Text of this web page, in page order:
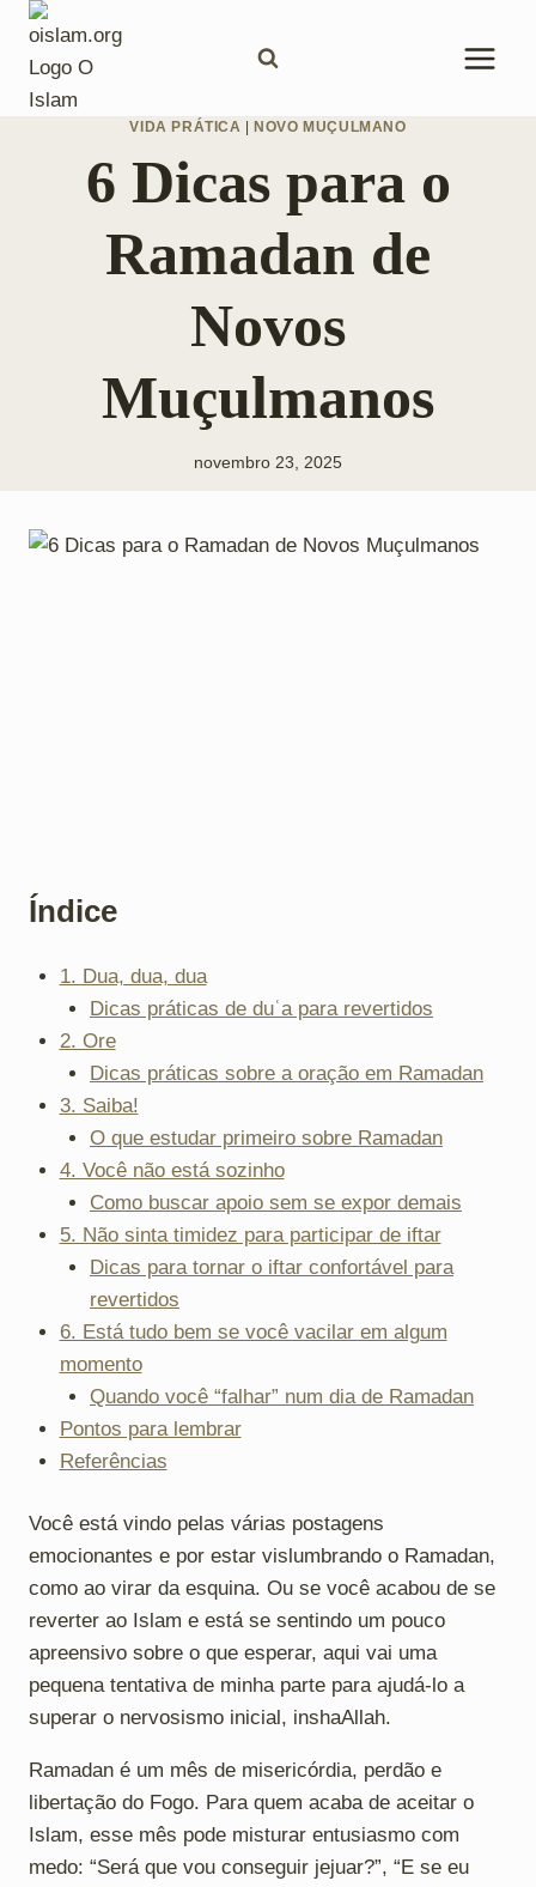
Pular
para
Conteúdo
VIDA PRÁTICA NOVO MUÇULMANO
6 Dicas para o
Ramadan de
Novos
Muçulmanos
novembro 23, 2025
Índice
1. Dua, dua, dua
Dicas práticas de duʿa para revertidos
2. Ore
Dicas práticas sobre a oração em Ramadan
3. Saiba!
O que estudar primeiro sobre Ramadan
4. Você não está sozinho
Como buscar apoio sem se expor demais
5. Não sinta timidez para participar de iftar
Dicas para tornar o iftar confortável para
revertidos
6. Está tudo bem se você vacilar em algum
momento
Quando você “falhar” num dia de Ramadan
Pontos para lembrar
Referências
Você está vindo pelas várias postagens
emocionantes e por estar vislumbrando o Ramadan,
como ao virar da esquina. Ou se você acabou de se
reverter ao Islam e está se sentindo um pouco
apreensivo sobre o que esperar, aqui vai uma
pequena tentativa de minha parte para ajudá-lo a
superar o nervosismo inicial, inshaAllah.
Ramadan é um mês de misericórdia, perdão e
libertação do Fogo. Para quem acaba de aceitar o
Islam, esse mês pode misturar entusiasmo com
medo: “Será que vou conseguir jejuar?”, “E se eu